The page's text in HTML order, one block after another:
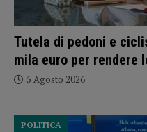
Tutela di pedoni e
mila euro per rendere
5 Agosto 2026
POLITICA